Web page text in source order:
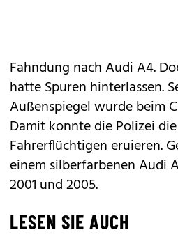
Fahndung nach Audi A4.
hatte Spuren hinterlassen.
Außenspiegel wurde beim
Damit konnte die Polizei
Fahrerflüchtigen eruieren.
einem silberfarbenen Audi
2001 und 2005.
LESEN SIE AUCH